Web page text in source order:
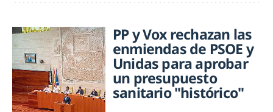
PP y Vox rechazan las
enmiendas de PSOE y
Unidas para aprobar
un presupuesto
sanitario "histórico"